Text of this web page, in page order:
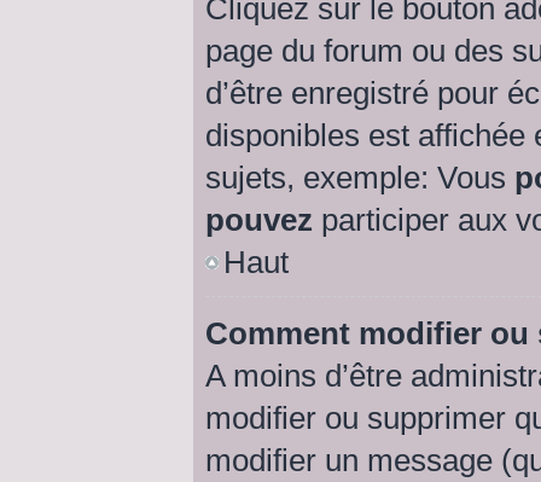
Cliquez sur le bouton
page du forum ou des
d’être enregistré pour
disponibles est affichée
sujets, exemple: Vous
pouvez participer aux
Haut
Comment modifier
A moins d’être
modifier ou supprimer
modifier un message